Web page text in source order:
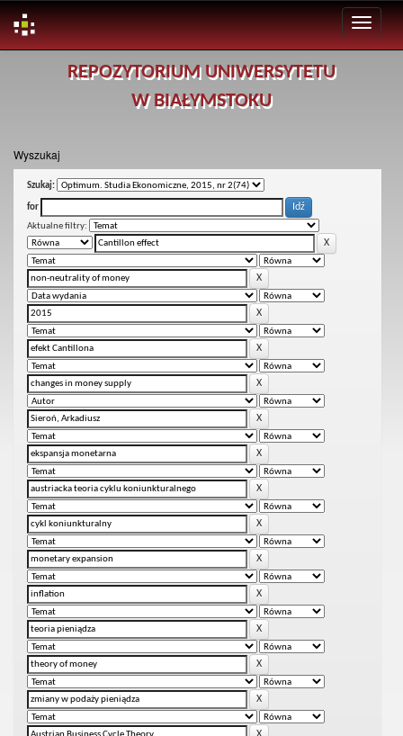
REPOZYTORIUM UNIWERSYTETU
W BIAŁYMSTOKU
Wyszukaj
Szukaj:
for
Aktualne filtry: